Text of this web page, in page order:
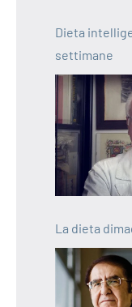
Dieta
settimane
La dieta